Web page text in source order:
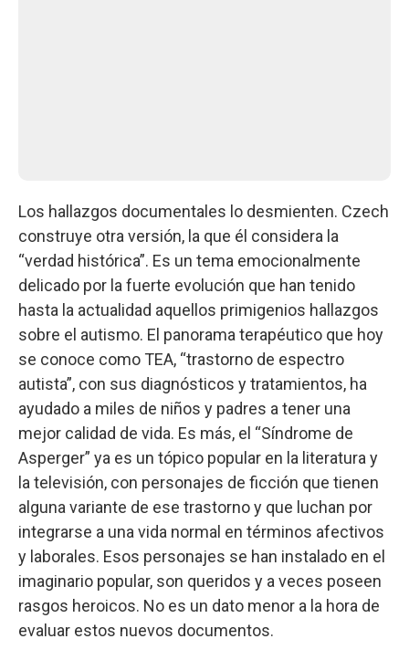
Los hallazgos documentales lo desmienten. Czech
construye otra versión, la que él considera la
“verdad histórica”. Es un tema emocionalmente
delicado por la fuerte evolución que han tenido
hasta la actualidad aquellos primigenios hallazgos
sobre el autismo. El panorama terapéutico que hoy
se conoce como TEA, “trastorno de espectro
autista”, con sus diagnósticos y tratamientos, ha
ayudado a miles de niños y padres a tener una
mejor calidad de vida. Es más, el “Síndrome de
Asperger” ya es un tópico popular en la literatura y
la televisión, con personajes de ficción que tienen
alguna variante de ese trastorno y que luchan por
integrarse a una vida normal en términos afectivos
y laborales. Esos personajes se han instalado en el
imaginario popular, son queridos y a veces poseen
rasgos heroicos. No es un dato menor a la hora de
evaluar estos nuevos documentos.